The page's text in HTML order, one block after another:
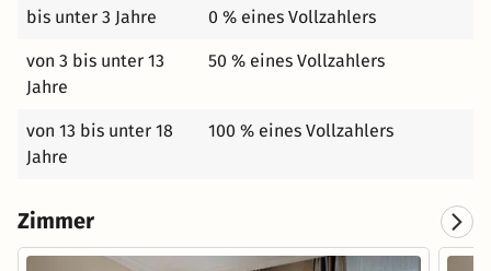
bis unter 3 Jahre 0 % eines Vollzahlers
von 3 bis unter 13
Jahre
50 % eines Vollzahlers
von 13 bis unter 18
Jahre
100 % eines Vollzahlers
Zimmer